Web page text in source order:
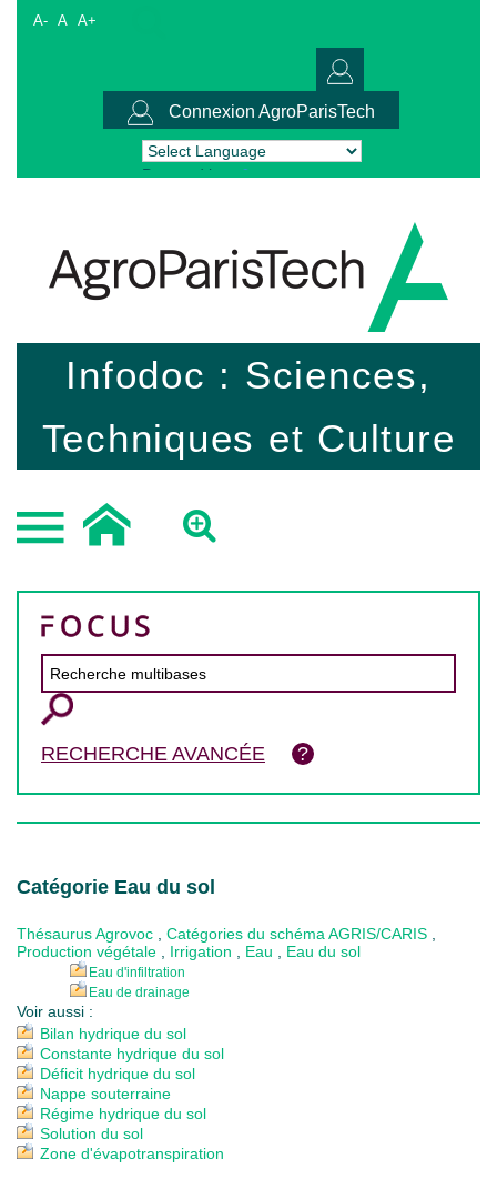
A- A A+
Connexion AgroParisTech
Powered by Translate
Infodoc : Sciences,
Techniques et Culture
RECHERCHE AVANCÉE
Catégorie Eau du sol
Thésaurus Agrovoc Catégories du schéma AGRIS/CARIS
Production végétale
Irrigation Eau Eau du sol
Eau d'infiltration
Eau de drainage
Voir aussi :
Bilan hydrique du sol
Constante hydrique du sol
Déficit hydrique du sol
Nappe souterraine
Régime hydrique du sol
Solution du sol
Zone d'évapotranspiration